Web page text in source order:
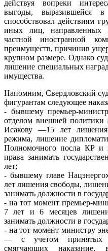
действуя вопреки
выгоды, выразившейся в
способствовал действиям
иных лиц, направленных
частной иностранной
преимуществ, причинив
крупном размере. Однако
лишение специальных
имущества.
Напомним, Свердловский
фигурантам следующее
- бывшему премьер-
отделом внешней политики
Исакову —15 лет
режима, лишение
Полномочного посла КР и
права занимать
лет;
- бывшему главе
лет лишения свободы,
занимать должности в
- на тот момент премьер-
7 лет и 6 месяцев
занимать должности в
- на тот момент министру
— с учетом принятых
смягчающих